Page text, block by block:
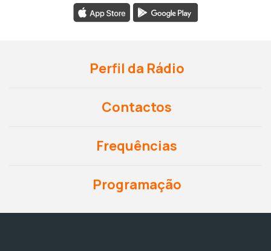
Perfil da Rádio
Contactos
Frequências
Programação